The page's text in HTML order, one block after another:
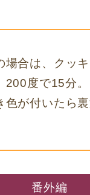
場合は、クッ
200度で15分。
色が付いたら
番外編